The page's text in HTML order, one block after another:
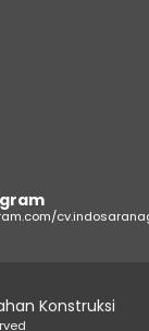
Konstruksi